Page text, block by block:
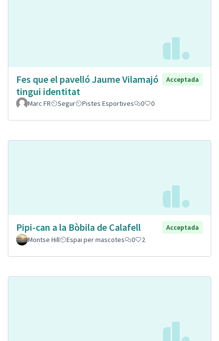
Fes que el pavelló Jaume Vilamajó
tingui identitat
Acceptada
Marc FR Segur Pistes Esportives 0 0
Pipi-can a la Bòbila de Calafell
Acceptada
Montse Hill
Espai per mascotes 0 2